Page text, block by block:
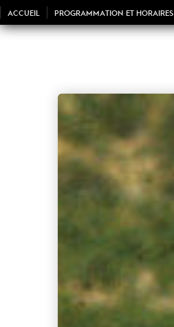
ACCUEIL PROGRAMMATION ET HORAIRES